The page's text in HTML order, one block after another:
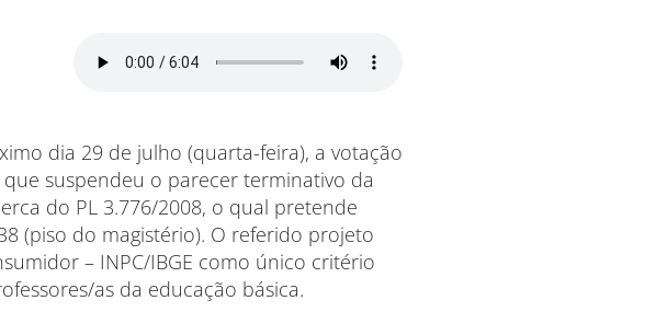
dia 29 de julho (quarta-feira), a votação
suspendeu o parecer terminativo da
do PL 3.776/2008, o qual pretende
(piso do magistério). O referido projeto
– INPC/IBGE como único critério
as da educação básica.